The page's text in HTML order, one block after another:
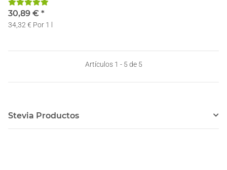
Dentífrica | 12 x 75ml
30,89 € *
34,32 € Por 1 l
Artículos 1 - 5 de 5
Stevia Productos